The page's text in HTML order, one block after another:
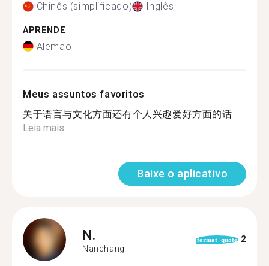
Chinês (simplificado) Inglês
APRENDE
Alemão
Meus assuntos favoritos
关于语言与文化方面还有个人兴趣爱好方面的话...
Leia mais
Baixe o aplicativo
N.
Nanchang
format_quote 2